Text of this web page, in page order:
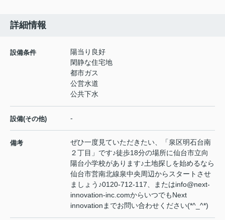
詳細情報
設備条件
陽当り良好
閑静な住宅地
都市ガス
公営水道
公共下水
設備(その他) -
備考
ぜひ一度見ていただきたい、「泉区明石台南
２丁目」です♪徒歩18分の場所に仙台市立向
陽台小学校があります♪土地探しを始めるなら
仙台市営南北線泉中央周辺からスタートさせ
ましょう♪0120-712-117、またはinfo@next-
innovation-inc.comからいつでもNext
innovationまでお問い合わせください(*^_^*)